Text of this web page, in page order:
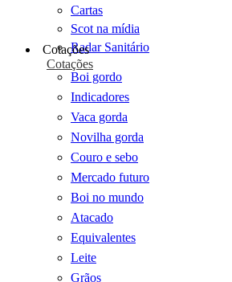
Cartas
Scot na mídia
Radar Sanitário
Cotações
Cotações
Boi gordo
Indicadores
Vaca gorda
Novilha gorda
Couro e sebo
Mercado futuro
Boi no mundo
Atacado
Equivalentes
Leite
Grãos